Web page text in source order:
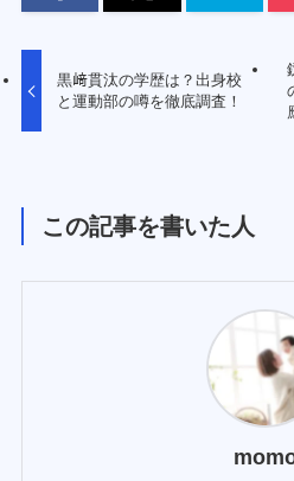
黒﨑貫汰の学歴は？出身校
と運動部の噂を徹底調査！
この記事を書いた人